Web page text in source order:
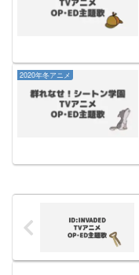
2020年冬アニメ